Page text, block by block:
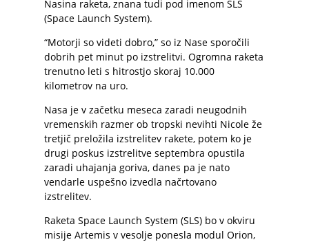
Nasina raketa, znana tudi pod imenom SLS
(Space Launch System).
“Motorji so videti dobro,” so iz Nase sporočili
dobrih pet minut po izstrelitvi. Ogromna raketa
trenutno leti s hitrostjo skoraj 10.000
kilometrov na uro.
Nasa je v začetku meseca zaradi neugodnih
vremenskih razmer ob tropski nevihti Nicole že
tretjič preložila izstrelitev rakete, potem ko je
drugi poskus izstrelitve septembra opustila
zaradi uhajanja goriva, danes pa je nato
vendarle uspešno izvedla načrtovano
izstrelitev.
Raketa Space Launch System (SLS) bo v okviru
misije Artemis v vesolje ponesla modul Orion,